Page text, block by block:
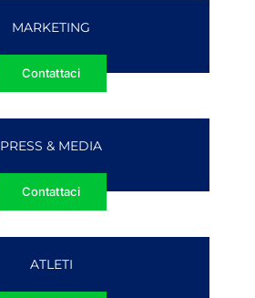
MARKETING
Contattaci
PRESS & MEDIA
Contattaci
ATLETI